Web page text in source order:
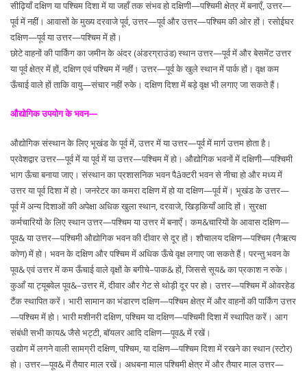
सीढ़ियाँ दक्षिण या पश्चिम दिशा में या जहाँ तक संभव हो दक्षिणी—पश्चिमी क्षेत्र में बनाएँ, उत्तर—
पूर्व में नहीं। आवासों के मुख्य दरवाजे पूर्व, उत्तर—पूर्व और उत्तर—पश्चिम की ओर हों। रसोईघर
दक्षिण—पूर्व या उत्तर—पश्चिम में हों।
छोटे वाहनों की पार्किंग का जमीन के अंदर (अंडरग्राउंड) स्थान उत्तर—पूर्व में और बेसमेंट उत्तर
या पूर्व क्षेत्र में हों, दक्षिण एवं पश्चिम में नहीं। उत्तर—पूर्व के खुले स्थान में पार्क हों। वृक्ष कम
ऊँचाई वाले हों ताकि वायु—संचार नहीं रुके। दक्षिण दिशा में बड़े वृक्ष भी लगाए जा सकते हैं।
औद्योगिक उपयोग के भवन—
औद्योगिक संस्थान के लिए भूखंड के पूर्व में, उत्तर में या उत्तर—पूर्व में मार्ग उत्तम होता है।
प्रवेशद्वार उत्तर—पूर्व में या पूर्व में या उत्तर—पश्चिम में हो। औद्योगिक भवनों में दक्षिणी—पश्चिमी
भाग ऊँचा बनाया जाए। संस्थान का प्रशासनिक भवन पैâक्टरी भवन से नीचा हो और मध्य में
उत्तर या पूर्व दिशा में हो। जनरेटर का कमरा दक्षिण में हो या दक्षिण—पूर्व में। भूखंड के उत्तर—
पूर्व में अन्य दिशाओं की अपेक्षा अधिक खुला स्थान, दरवाजे, खिड़कियाँ आदि हों। सुरक्षा
कर्मचारियों के लिए स्थान उत्तर—पश्चिम या उत्तर में बनाएँ। कम&चारियों के आवास दक्षिण—
पूव& या उत्तर—पश्चिमी औद्योगिक भवन की दीवार से दूर हों। शौचालय दक्षिण—पश्चिम (नैऋत्य
कोण) में हो। भवन के दक्षिण और पश्चिम में अधिक ऊँचे वृक्ष लगाए जा सकते हैं। परन्तु भवन के
पूव& एवं उत्तर में कम ऊँचाई वाले वृक्षों के बगीचे–पाक& हों, जिससे सूय& का प्रकाश न रुके।
कुआँ या ट्यूबवेल पूव&–उत्तर में, दीवार और गेट से थोड़ी दूर पर हो। उत्तर—पश्चिम में ओवरहेड
टैंक स्थापित करें। भारी सामान का भंडारण दक्षिण—पश्चिम क्षेत्र में और वाहनों की पार्किंग उत्तर
—पश्चिम में हो। भारी मशीनरी दक्षिण, पश्चिम या दक्षिण—पश्चिमी दिशा में स्थापित करें। आग
संबंधी सभी काय& जैसे भट्टी, बॉयलर आदि दक्षिण—पूव& में रखें।
उद्योग में लगने वाली सामग्री दक्षिण, पश्चिम, या दक्षिण—पश्चिम दिशा में रखने का स्थान (स्टोर)
हो। उत्तर—पूव& में तैयार माल रखें। अधबना माल पश्चिमी क्षेत्र में और तैयार माल उत्तर—